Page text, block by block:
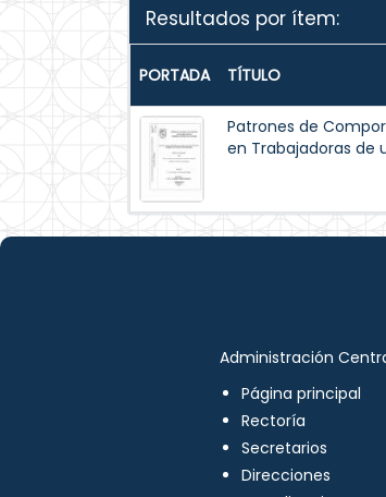
Resultados por ítem:
PORTADA TÍTULO
Patrones de
en Trabajadoras de
Administración
Página principal
Rectoría
Secretarios
Direcciones